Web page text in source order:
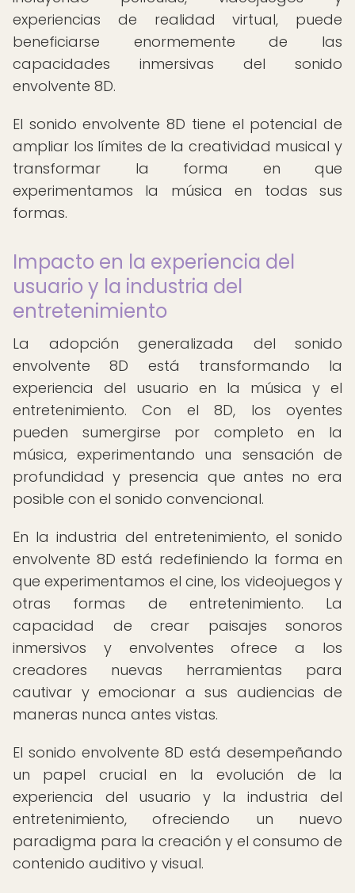
experiencias de realidad virtual, puede
beneficiarse enormemente de las
capacidades inmersivas del sonido
envolvente 8D.
El sonido envolvente 8D tiene el potencial de
ampliar los límites de la creatividad musical y
transformar la forma en que
experimentamos la música en todas sus
formas.
Impacto en la experiencia del
usuario y la industria del
entretenimiento
La adopción generalizada del sonido
envolvente 8D está transformando la
experiencia del usuario en la música y el
entretenimiento. Con el 8D, los oyentes
pueden sumergirse por completo en la
música, experimentando una sensación de
profundidad y presencia que antes no era
posible con el sonido convencional.
En la industria del entretenimiento, el sonido
envolvente 8D está redefiniendo la forma en
que experimentamos el cine, los videojuegos y
otras formas de entretenimiento. La
capacidad de crear paisajes sonoros
inmersivos y envolventes ofrece a los
creadores nuevas herramientas para
cautivar y emocionar a sus audiencias de
maneras nunca antes vistas.
El sonido envolvente 8D está desempeñando
un papel crucial en la evolución de la
experiencia del usuario y la industria del
entretenimiento, ofreciendo un nuevo
paradigma para la creación y el consumo de
contenido auditivo y visual.